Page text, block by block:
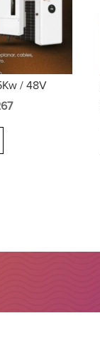
/ 48V
El